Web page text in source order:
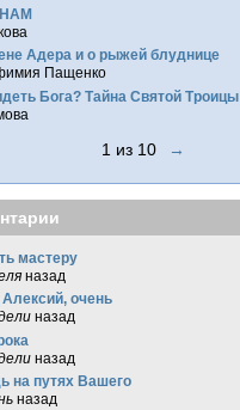
Адера и о рыжей блуднице
Пащенко
Бога? Тайна Святой Троицы
1 из 10 →
мастеру
назад
Алексий, очень
назад
назад
на путях Вашего
назад